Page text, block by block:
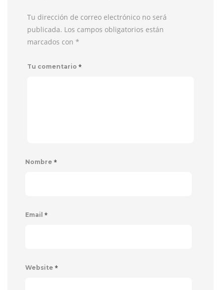
Tu dirección de correo electrónico no será
publicada. Los campos obligatorios están
marcados con *
Tu comentario *
Nombre *
Email *
Website *